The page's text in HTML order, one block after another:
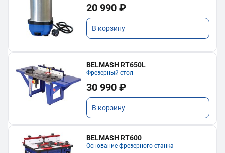
20 990 ₽
В корзину
BELMASH RT650L
Фрезерный стол
30 990 ₽
В корзину
BELMASH RT600
Основание фрезерного станка